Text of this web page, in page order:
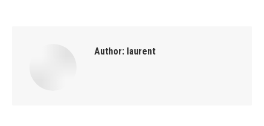
Author: laurent